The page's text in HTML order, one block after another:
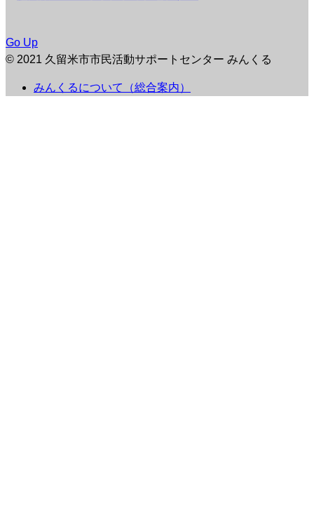
Go Up
© 2021 久留米市市民活動サポートセンター みんくる
みんくるについて（総合案内）